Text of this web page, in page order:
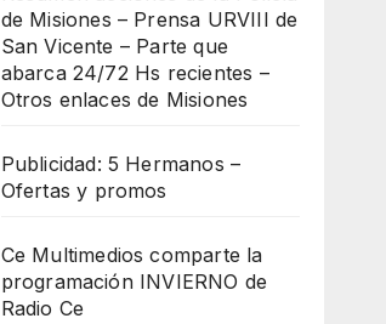
de Misiones – Prensa URVIII de
San Vicente – Parte que
abarca 24/72 Hs recientes –
Otros enlaces de Misiones
Publicidad: 5 Hermanos –
Ofertas y promos
Ce Multimedios comparte la
programación INVIERNO de
Radio Ce